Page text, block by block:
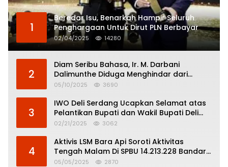
1
Beredar Isu, Benarkah Hampir Seluruh
Penghargaan Untuk Dirut PLN Berbayar
02/04/2025 14280
2
Diam Seribu Bahasa, Ir. M. Darbani
Dalimunthe Diduga Menghindar dari
Pertanggungjawaban Politik
05/10/2025 3690
3
IWO Deli Serdang Ucapkan Selamat atas
Pelantikan Bupati dan Wakil Bupati Deli
Serdang
02/21/2025 3062
4
Aktivis LSM Bara Api Soroti Aktivitas
Tengah Malam Di SPBU 14.213.228 Bandar
Tinggi
05/05/2025 2870